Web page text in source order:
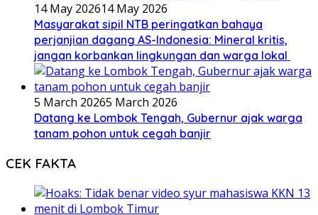
14 May 202614 May 2026
Masyarakat sipil NTB peringatkan bahaya
perjanjian dagang AS-Indonesia: Mineral kritis,
jangan korbankan lingkungan dan warga lokal
5 March 20265 March 2026
Datang ke Lombok Tengah, Gubernur ajak warga
tanam pohon untuk cegah banjir
CEK FAKTA